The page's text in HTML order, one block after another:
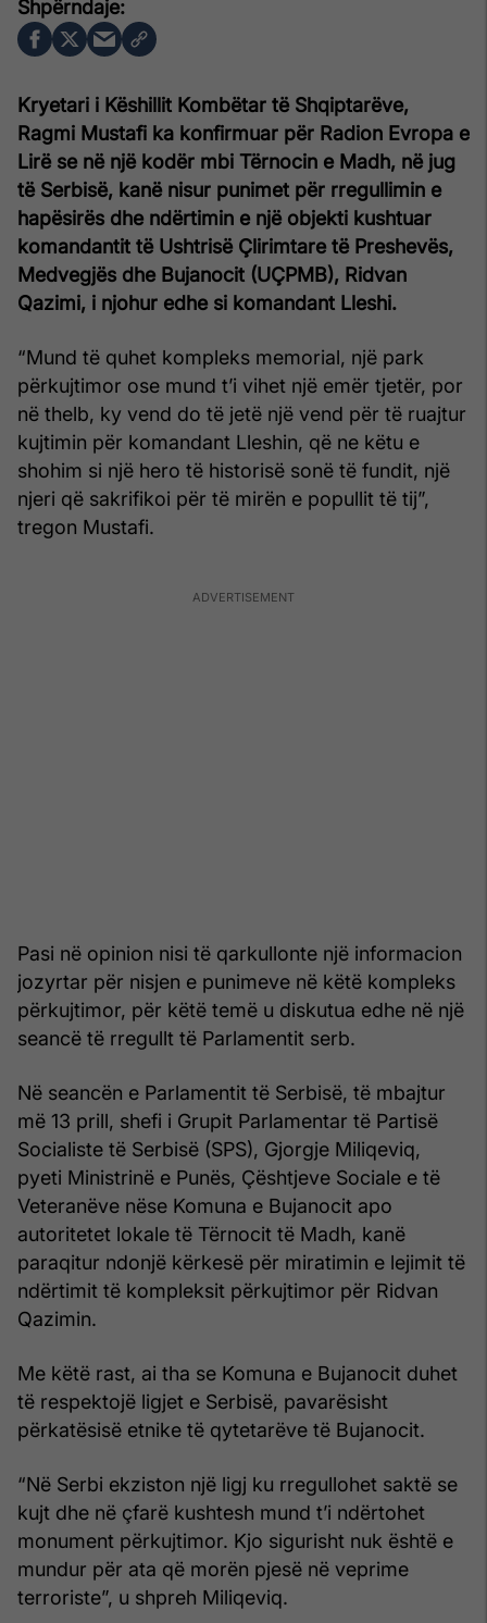
Kryetari i Këshillit Kombëtar të Shqiptarëve,
Ragmi Mustafi ka konfirmuar për Radion Evropa e
Lirë se në një kodër mbi Tërnocin e Madh, në jug
të Serbisë, kanë nisur punimet për rregullimin e
hapësirës dhe ndërtimin e një objekti kushtuar
komandantit të Ushtrisë Çlirimtare të Preshevës,
Medvegjës dhe Bujanocit (UÇPMB), Ridvan
Qazimi, i njohur edhe si komandant Lleshi.
“Mund të quhet kompleks memorial, një park
përkujtimor ose mund t’i vihet një emër tjetër, por
në thelb, ky vend do të jetë një vend për të ruajtur
kujtimin për komandant Lleshin, që ne këtu e
shohim si një hero të historisë sonë të fundit, një
njeri që sakrifikoi për të mirën e popullit të tij”,
tregon Mustafi.
Pasi në opinion nisi të qarkullonte një informacion
jozyrtar për nisjen e punimeve në këtë kompleks
përkujtimor, për këtë temë u diskutua edhe në një
seancë të rregullt të Parlamentit serb.
Në seancën e Parlamentit të Serbisë, të mbajtur
më 13 prill, shefi i Grupit Parlamentar të Partisë
Socialiste të Serbisë (SPS), Gjorgje Miliqeviq,
pyeti Ministrinë e Punës, Çështjeve Sociale e të
Veteranëve nëse Komuna e Bujanocit apo
autoritetet lokale të Tërnocit të Madh, kanë
paraqitur ndonjë kërkesë për miratimin e lejimit të
ndërtimit të kompleksit përkujtimor për Ridvan
Qazimin.
Me këtë rast, ai tha se Komuna e Bujanocit duhet
të respektojë ligjet e Serbisë, pavarësisht
përkatësisë etnike të qytetarëve të Bujanocit.
“Në Serbi ekziston një ligj ku rregullohet saktë se
kujt dhe në çfarë kushtesh mund t’i ndërtohet
monument përkujtimor. Kjo sigurisht nuk është e
mundur për ata që morën pjesë në veprime
terroriste”, u shpreh Miliqeviq.